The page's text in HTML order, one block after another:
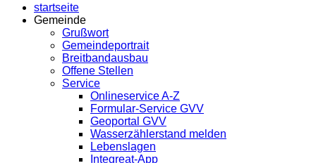
startseite
Gemeinde
Grußwort
Gemeindeportrait
Breitbandausbau
Offene Stellen
Service
Onlineservice A-Z
Formular-Service GVV
Geoportal GVV
Wasserzählerstand melden
Lebenslagen
Integreat-App